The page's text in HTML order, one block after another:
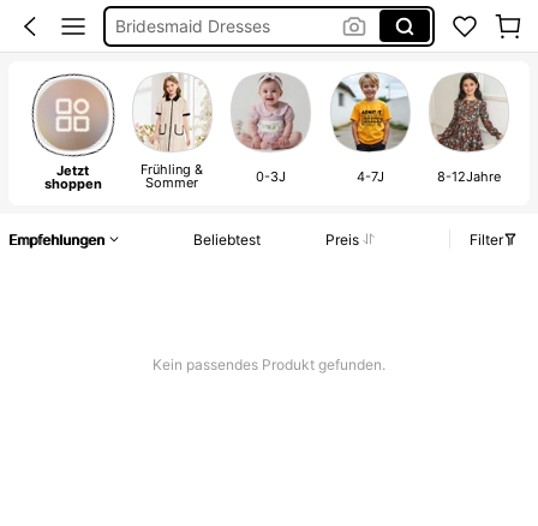
Bridesmaid Dresses
Squishies
Schwangerschaft
Shein
Cover Up Strand
Jetzt
shoppen
Frühling &
Sommer 0-3J 4-7J 8-12Jahre
Empfehlungen Beliebtest Preis Filter
Kein passendes Produkt gefunden.